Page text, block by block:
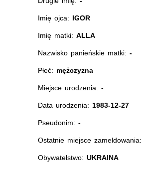
Imię ojca: IGOR
Imię matki:ALLA
Nazwisko panieńskie matki:-
Płeć: mężczyzna
Miejsce urodzenia:-
Data urodzenia: 1983-12-27
Pseudonim: -
Ostatnie miejsce
Obywatelstwo: UKRAINA